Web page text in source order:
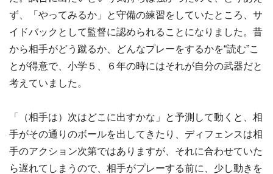
ず、「やってみるか」と守備の練習をしていたところ、サ
イドバックとして監督に認められることになりました。昔
から相手がどう蹴るか、どんなプレーをするかを“読む”こ
とが得意で、小学５、６年の時にはそれが自分の武器だと
考えていました。
「（相手は）次はどこに出すかな」と予測して動くと、相
手がその通りのボールを出してきたり、ディフェンスは相
手のアクション次第ではありますが、それに合わせていた
ら遅れてしまうので、相手がプレーする前に、少し動きを